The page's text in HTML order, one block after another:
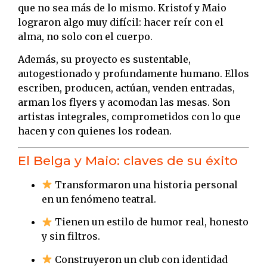
que no sea más de lo mismo. Kristof y Maio
lograron algo muy difícil: hacer reír con el
alma, no solo con el cuerpo.
Además, su proyecto es sustentable,
autogestionado y profundamente humano. Ellos
escriben, producen, actúan, venden entradas,
arman los flyers y acomodan las mesas. Son
artistas integrales, comprometidos con lo que
hacen y con quienes los rodean.
El Belga y Maio: claves de su éxito
Transformaron una historia personal
en un fenómeno teatral.
Tienen un estilo de humor real, honesto
y sin filtros.
Construyeron un club con identidad